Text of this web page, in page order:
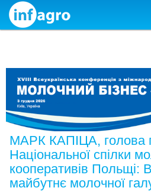
Skip to content
МАРК КАПІЦА, голова
Національної спілки
кооперативів Польщі:
майбутнє молочної